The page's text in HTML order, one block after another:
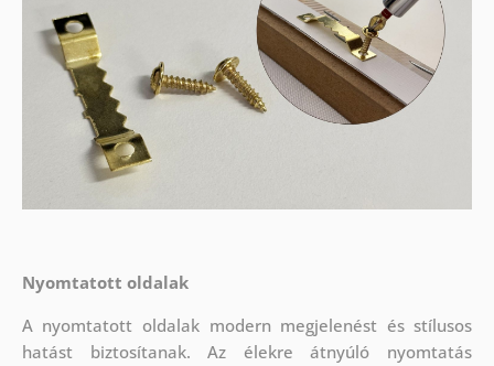
Nyomtatott oldalak
A nyomtatott oldalak modern megjelenést és stílusos
hatást biztosítanak. Az élekre átnyúló nyomtatás